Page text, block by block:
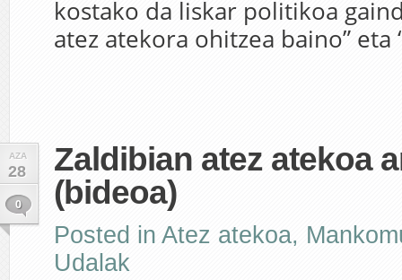
kostako da liskar politikoa
atez atekora ohitzea baino” eta
AZA
28
0
Zaldibian atez atekoa
(bideoa)
Posted in Atez atekoa,
Udalak